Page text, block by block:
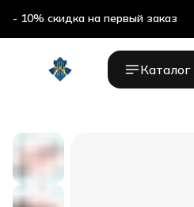
- 10% скидка на первый заказ
Каталог